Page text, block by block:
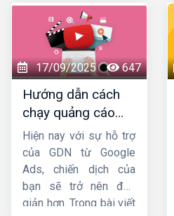
vòng 24h kể từ khi họ
tìm kiếm trên Google
Maps. Vì vậy, nếu
muốn thu hút khách
hàng, doanh nghiệp
không nên bỏ qua công
cụ này. Hãy cùngCông
ty HIGkhám phá chi
tiết về cách thiết lập
quảng cáo trên
Google Mapsnhé.
17/09/2025 647
Hướng dẫn cách
chạy quảng cáo
GDN trên YouTube
mới nhất
Hiện nay với sự hỗ trợ
của GDN từ Google
Ads, chiến dịch của
bạn sẽ trở nên đơn
giản hơn. Trong bài viết